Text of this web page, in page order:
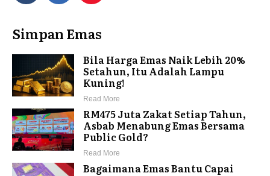
Simpan Emas
Bila Harga Emas Naik Lebih 20%
Setahun, Itu Adalah Lampu
Kuning!
Read More
RM475 Juta Zakat Setiap Tahun,
Asbab Menabung Emas Bersama
Public Gold?
Read More
Bagaimana Emas Bantu Capai